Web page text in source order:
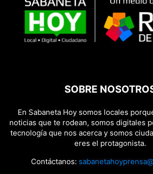
SOBRE
En Sabaneta Hoy somos locales
noticias que te rodean, somos digitales
tecnología que nos acerca y somos
eres el protagonista.
Contáctanos: